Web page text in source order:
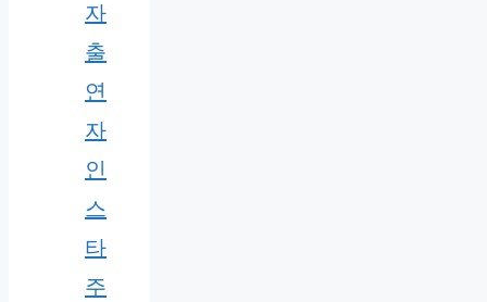
자
출
연
자
인
스
타
주